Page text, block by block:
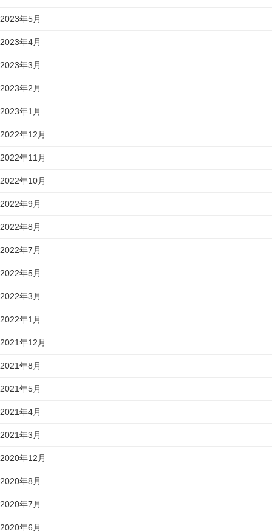
2023年5月
2023年4月
2023年3月
2023年2月
2023年1月
2022年12月
2022年11月
2022年10月
2022年9月
2022年8月
2022年7月
2022年5月
2022年3月
2022年1月
2021年12月
2021年8月
2021年5月
2021年4月
2021年3月
2020年12月
2020年8月
2020年7月
2020年6月